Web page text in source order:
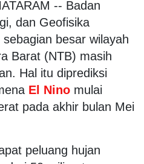
-- Badan
dan Geofisika
besar wilayah
Barat (NTB) masih
Hal itu diprediksi
El Nino mulai
pada akhir bulan Mei
peluang hujan